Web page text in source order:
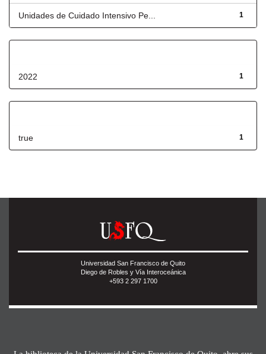
1
Unidades de Cuidado Intensivo Pe...
1
2022
1
true
Universidad San Francisco de Quito
Diego de Robles y Vía Interoceánica
+593 2 297 1700